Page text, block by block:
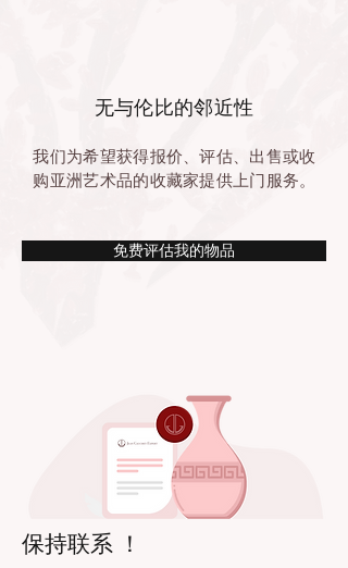
无与伦比的邻近性
我们为希望获得报价、评估、出售或收
购亚洲艺术品的收藏家提供上门服务。
免费评估我的物品
保持联系 ！